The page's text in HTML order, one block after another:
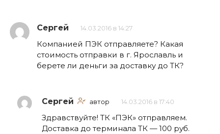
Сергей 14.03.2016 в 14:27
Компанией ПЭК отправляете? Какая
стоимость отправки в г. Ярославль и
берете ли деньги за доставку до ТК?
Сергей автор 14.03.2016 в 17:40
Здравствуйте! ТК «ПЭК» отправляем.
Доставка до терминала ТК — 100 руб.